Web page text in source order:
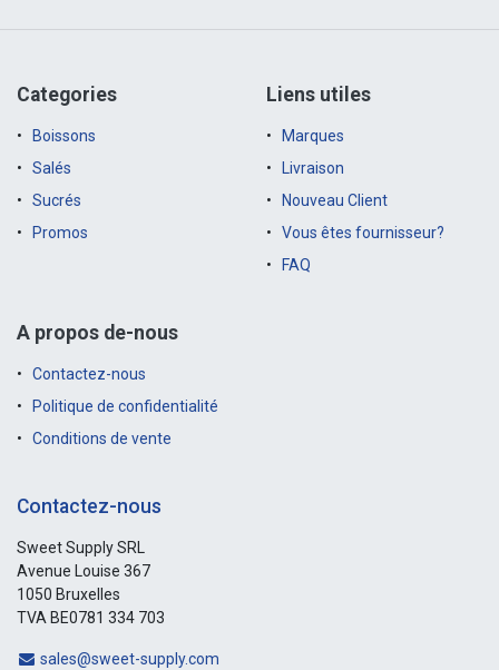
Categories
Boissons
Salés
Sucrés
Promos
Liens utiles
Marques
Livraison
Nouveau Client
Vous êtes fournisseur?
FAQ
A propos de-nous
Contactez-nous
Politique de confidentialité
Conditions de vente
Contactez-nous
Sweet Supply SRL
Avenue Louise 367
1050 Bruxelles
TVA BE0781 334 703
sales@sweet-supply.com